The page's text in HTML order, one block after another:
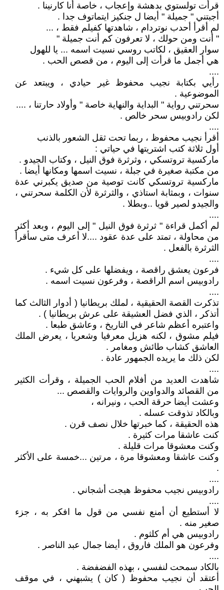
قرأت تولستوي بدهشة وإعجاب ، خاصة أنا كارنينا .
أجبتني " جميلة " أيضا ل جنكيز ايتماتوف جدا .
لم أقرأ أحدب نوتردام ، شاهدتها كفيلم فقط ، ...
" أنت ومن حولك ، لا تعرفون كم أنت جميلة "
سوار العقيق ، لكاتب روسي نسيت اسمه ... يا للهول
هي أجمل ما قرأت إلى اليوم ، من قصص الحب .
....
رأيي بكتابة نجيب محفوظ غير حيادي ، ويبتعد عن
الموضوعية .
سحرتني رواية " البداية والنهاية خاصة " وأولاد حارتنا ، ....
لكن رادوبيس سحر خالص .
....
أقرأ نجيب محفوظ ، ربما تحت ثقل الشعور بالذنب
أول ثلاثة كتب اشتريتها في حياتي :
ماركسية تروتسكي ، وثرثرة فوق النيل ، وكتاب الجيدو .
من مكتبة صغيرة في جبلة ، نسيت اسمها ومكانها أيضا .
ماركسية تروتسكي كانت توصية من صديق يكبرني عدة
سنوات ، وبمثابة استاذي ، والثرثرة لأن الكلمة سحرتني ،
والجيدو لصير قويا ..وبطلا .
....
لم أكمل قراءة " ثرثرة فوق النيل " إلى اليوم ، وبعد أكثر
من محاولة ، تمتد على عدة عقود ....لا أعرف متى سأقرأ
الثرثرة بالفعل .
....
فرعون يعشق راقصة ، ويفضلها على كل شيء .
رادوبيس اسم الراقصة ، وفرعون نسيت اسمه .
....
تذكرت القصة الحقيقية ، لملك بريطانيا ( أدوار الثالث كما
أتذكر ، الذي فضل العشيقة على عرش بريطانيا ) .
واعتبره أعظم شاعر في التاريخ ، وعاشق طبعا .
فيلم مشوق ، لكنه هزيل معرفيا وشعريا ، يعرض الملك
العاشق كشاب طائش ومغامر .
لكن ذلك ما يريده الجمهور عادة .
....
شاهدت العديد من أفلام الحب الجميلة ، وقرأت الكثير
من القصائد والدواوين والروايات والقصص ...
وعشت أيضا حرقة الحب ، ونيرانه ،
وبالكاد تذوقت عسله .
هذه الحقيقة ، كما خبرتها خلال نصف قرن .
كنت عاشقا مرات كثيرة .
وكنت معشوقا مرات قليلة .
وكنت عاشقا ومعشوقا مرة ، مرتين ...خمسة على الأكثر
.
....
رادوبيس نجيب محفوظ هيجت أشجاني .
....
لا أستطيع أن أمنع نفسي من قول ما افكر به ، جزء
صغير منه .
رادوبيس هي أم كلثوم .
وفرعون هو الملك فاروق ، أيضا جمال عبد الناصر .
....
بالكاد سمحت لنفسي ، بهذه الفضفضة .
أعتقد أن نجيب محفوظ ( كان ) يشبهني ، في موقف